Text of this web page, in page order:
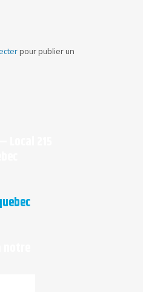
pour publier un